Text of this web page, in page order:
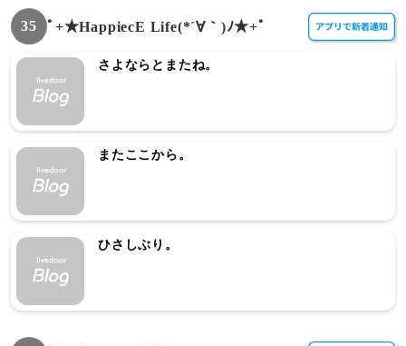
35 ﾟ+★HappiecE Life(*´∀｀)ﾉ★+ﾟ
さよならとまたね。
またここから。
ひさしぶり。